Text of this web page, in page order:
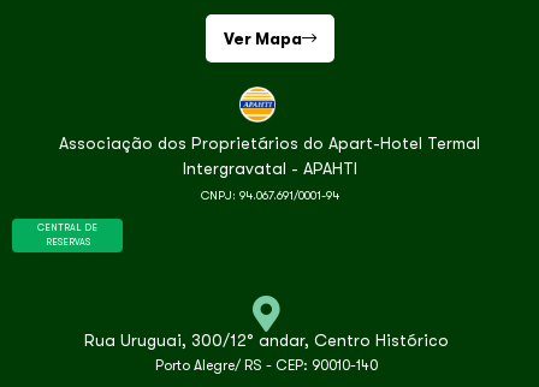
Ver Mapa
Associação dos Proprietários do Apart-Hotel Termal
Intergravatal - APAHTI
CNPJ: 94.067.691/0001-94
CENTRAL DE
RESERVAS
Rua Uruguai, 300/12° andar, Centro Histórico
Porto Alegre/ RS - CEP: 90010-140